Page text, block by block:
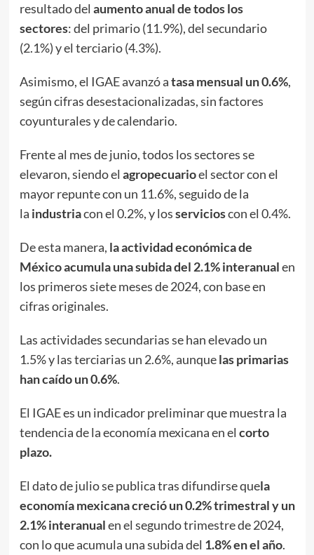
resultado del aumento anual de todos los
sectores: del primario (11.9%), del secundario
(2.1%) y el terciario (4.3%).
Asimismo, el IGAE avanzó atasa mensual un 0.6%,
según cifras desestacionalizadas, sin factores
coyunturales y de calendario.
Frente al mes de junio, todos los sectores se
elevaron, siendo el agropecuarioel sector con el
mayor repunte con un 11.6%, seguido de la
la industriacon el 0.2%, y losservicioscon el 0.4%.
De esta manera, la actividad económica de
México acumula una subida del 2.1% interanualen
los primeros siete meses de 2024, con base en
cifras originales.
Las actividades secundarias se han elevado un
1.5% y las terciarias un 2.6%, aunquelas primarias
han caído un 0.6%.
El IGAE es un indicador preliminar que muestra la
tendencia de la economía mexicana en el corto
plazo.
El dato de julio se publica tras difundirse quela
economía mexicana creció un 0.2% trimestral y un
2.1% interanualen el segundo trimestre de 2024,
con lo que acumula una subida del 1.8% en el año.